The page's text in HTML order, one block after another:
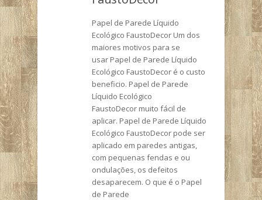
Papel de Parede Líquido
Ecológico FaustoDecor Um dos
maiores motivos para se
usar Papel de Parede Líquido
Ecológico FaustoDecor é o custo
beneficio. Papel de Parede
Líquido Ecológico
FaustoDecor muito fácil de
aplicar. Papel de Parede Líquido
Ecológico FaustoDecor pode ser
aplicado em paredes antigas,
com pequenas fendas e ou
ondulações, os defeitos
desaparecem. O que é o Papel
de Parede